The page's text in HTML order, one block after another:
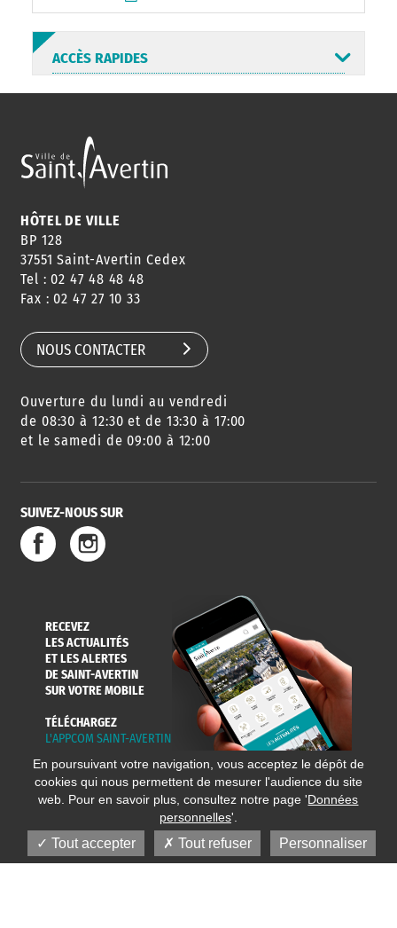
ACCÈS RAPIDES
ANNUAIRE
HORAIRES
CONSEILS
DE QUARTIER
AGENDA
DES SORTIES
URBANISME
SERVICE
DE L'EAU
HÔTEL DE VILLE
BP 128
37551 Saint-Avertin Cedex
Tel : 02 47 48 48 48
Fax : 02 47 27 10 33
NOUS CONTACTER
Ouverture du lundi au vendredi
de 08:30 à 12:30 et de 13:30 à 17:00
et le samedi de 09:00 à 12:00
SUIVEZ-NOUS SUR
RECEVEZ
LES ACTUALITÉS
ET LES ALERTES
DE SAINT-AVERTIN
SUR VOTRE MOBILE
TÉLÉCHARGEZ
L'APPCOM SAINT-AVERTIN
En poursuivant votre navigation, vous acceptez le dépôt de
cookies qui nous permettent de mesurer l'audience du site
web. Pour en savoir plus, consultez notre page 'Données
personnelles'.
Tout accepter Tout refuser Personnaliser